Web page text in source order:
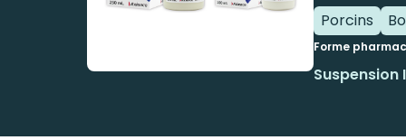
Porcins
Forme
Suspension